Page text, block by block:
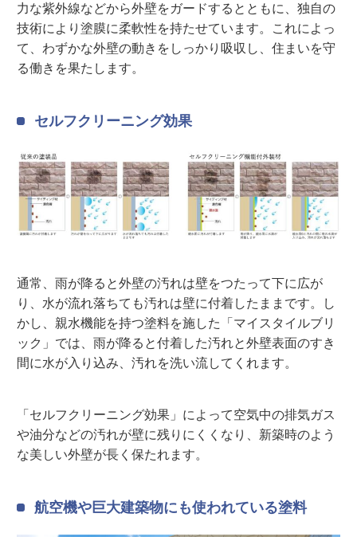
力な紫外線などから外壁をガードするとともに、独自の
技術により塗膜に柔軟性を持たせています。これによっ
て、わずかな外壁の動きをしっかり吸収し、住まいを守
る働きを果たします。
セルフクリーニング効果
通常、雨が降ると外壁の汚れは壁をつたって下に広が
り、水が流れ落ちても汚れは壁に付着したままです。し
かし、親水機能を持つ塗料を施した「マイスタイルブリ
ック」では、雨が降ると付着した汚れと外壁表面のすき
間に水が入り込み、汚れを洗い流してくれます。
「セルフクリーニング効果」によって空気中の排気ガス
や油分などの汚れが壁に残りにくくなり、新築時のよう
な美しい外壁が長く保たれます。
航空機や巨大建築物にも使われている塗料